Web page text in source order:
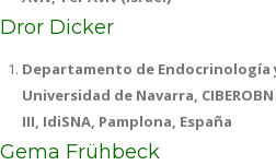
Dror Dicker
Departamento de Endocrinología
Universidad de Navarra,
III, IdiSNA, Pamplona, España
Gema Frühbeck